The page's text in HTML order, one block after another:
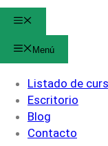
Menú
Listado de
Escritorio
Blog
Contacto